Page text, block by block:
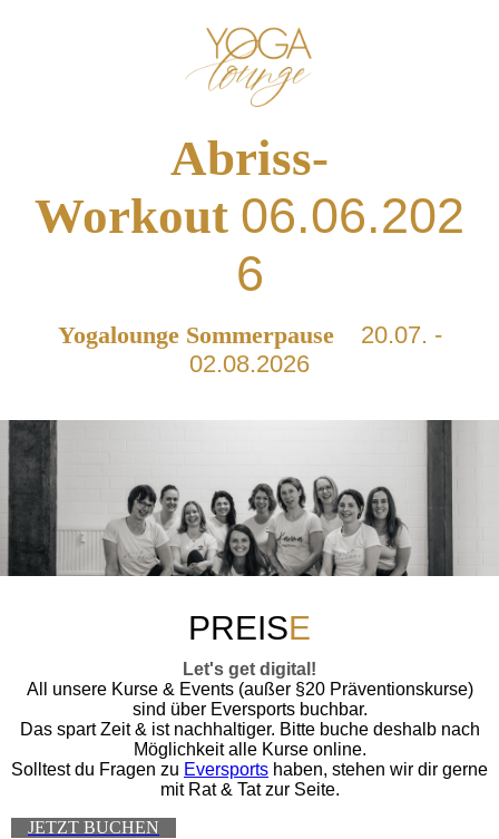
Abriss-
Workout 06.06.202
6
Yogalounge Sommerpause 20.07. -
02.08.2026
PREISE
Let's get digital!
All unsere Kurse & Events (außer §20 Präventionskurse)
sind über Eversports buchbar.
Das spart Zeit & ist nachhaltiger. Bitte buche deshalb nach
Möglichkeit alle Kurse online.
Solltest du Fragen zu Eversports haben, stehen wir dir gerne
mit Rat & Tat zur Seite.
JETZT BUCHEN